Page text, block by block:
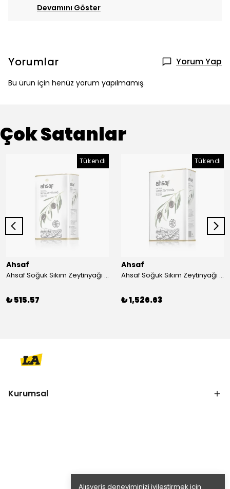
Alışveriş deneyiminizi iyileştirmek için
Devamını Göster
Yorumlar Yorum Yap
Bu ürün için henüz yorum yapılmamış.
Çok Satanlar
Tükendi
Ahsaf
Ahsaf Soğuk Sıkım Zeytinyağı (Sızma) 1 lt
₺ 515.57
Tükendi
Ahsaf
Ahsaf Soğuk Sıkım Zeytinyağı (Sızma) 3 lt
₺ 1,526.63
Kurumsal